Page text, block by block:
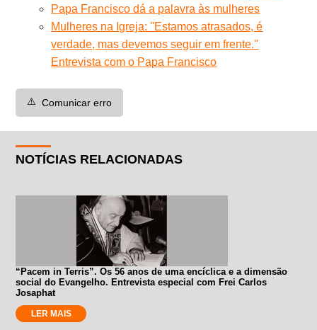
Papa Francisco dá a palavra às mulheres
Mulheres na Igreja: ''Estamos atrasados, é
verdade, mas devemos seguir em frente.''
Entrevista com o Papa Francisco
⚠️ Comunicar erro
NOTÍCIAS RELACIONADAS
“Pacem in Terris”. Os 56 anos de uma encíclica e a dimensão
social do Evangelho. Entrevista especial com Frei Carlos
Josaphat
LER MAIS